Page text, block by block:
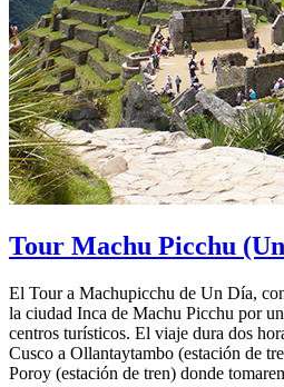
Tour Machu Picchu
El Tour a Machupicchu de Un Día,
la ciudad Inca de Machu Picchu por
centros turísticos. El viaje dura dos
Cusco a Ollantaytambo (estación de
Poroy (estación de tren) donde